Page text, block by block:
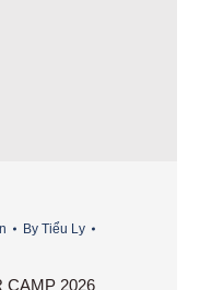
By Tiểu Ly
CAMP 2026